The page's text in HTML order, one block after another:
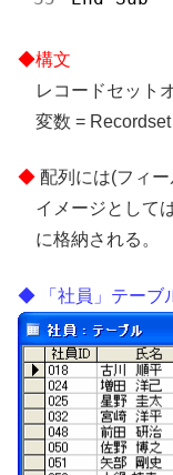
レコードセット
変数 =
配列には(フィ
イメージとして
に格納される。
「社員」テーブ